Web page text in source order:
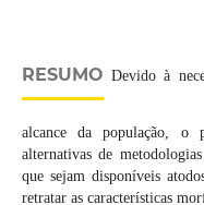
RESUMO Devido à
alcance da população, o
alternativas de
que sejam disponíveis
retratar as características